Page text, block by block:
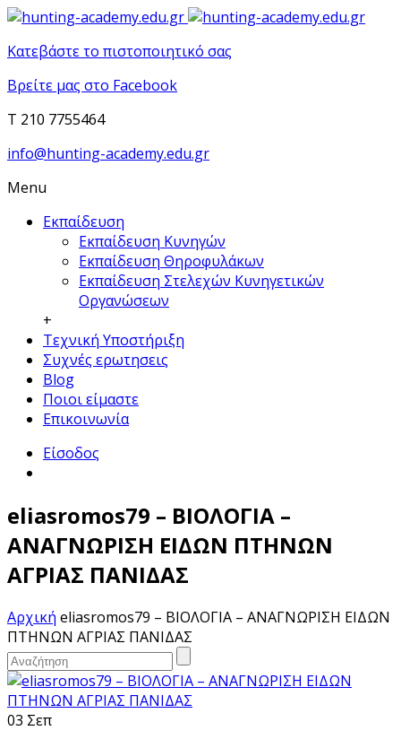
Κατεβάστε το πιστοποιητικό σας
Βρείτε μας στο Facebook
T 210 7755464
info@hunting-academy.edu.gr
Menu
Εκπαίδευση
Εκπαίδευση Κυνηγών
Εκπαίδευση Θηροφυλάκων
Εκπαίδευση Στελεχών Κυνηγετικών
Οργανώσεων
+
Τεχνική Υποστήριξη
Συχνές ερωτησεις
Blog
Ποιοι είμαστε
Επικοινωνία
Είσοδος
eliasromos79 – ΒΙΟΛΟΓΙΑ –
ΑΝΑΓΝΩΡΙΣΗ ΕΙΔΩΝ ΠΤΗΝΩΝ
ΑΓΡΙΑΣ ΠΑΝΙΔΑΣ
Αρχική eliasromos79 – ΒΙΟΛΟΓΙΑ – ΑΝΑΓΝΩΡΙΣΗ ΕΙΔΩΝ
ΠΤΗΝΩΝ ΑΓΡΙΑΣ ΠΑΝΙΔΑΣ
03 Σεπ